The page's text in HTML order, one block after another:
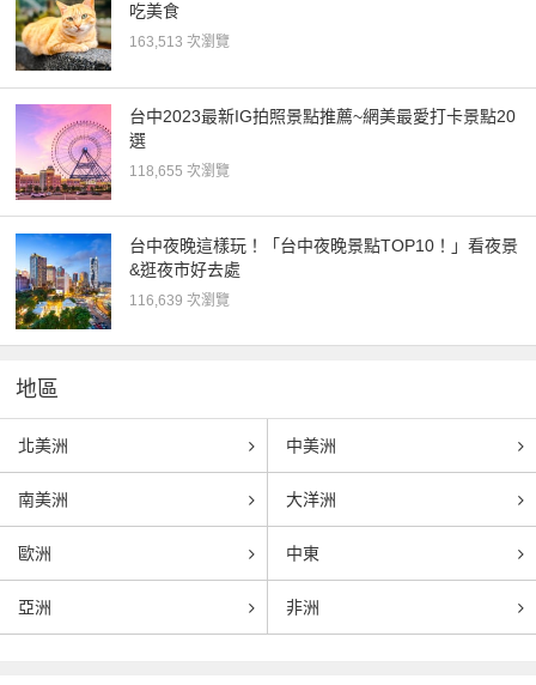
吃美食
163,513 次瀏覽
台中2023最新IG拍照景點推薦~網美最愛打卡景點20
選
118,655 次瀏覽
台中夜晚這樣玩！「台中夜晚景點TOP10！」看夜景
&逛夜市好去處
116,639 次瀏覽
地區
北美洲 中美洲
南美洲 大洋洲
歐洲 中東
亞洲 非洲